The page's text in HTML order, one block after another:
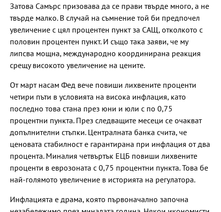
Затова Самърс призовава да се прави твърде много, а не
твърде малко. В случай на съмнение той би предпочел
увеличение с цял процентен пункт за САЩ, отколкото с
половин процентен пункт. И също така заяви, че му
липсва мощна, международно координирана реакция
срещу високото увеличение на цените.
От март насам Фед вече повиши лихвените проценти
четири пъти в условията на висока инфлация, като
последно това стана през юни и юли с по 0,75
процентни пункта. През следващите месеци се очакват
допълнителни стъпки. Централната банка счита, че
ценовата стабилност е гарантирана при инфлация от два
процента. Миналия четвъртък ЕЦБ повиши лихвените
проценти в еврозоната с 0,75 процентни пункта. Това бе
най-голямото увеличение в историята на регулатора.
Инфлацията е драма, която първоначално започна